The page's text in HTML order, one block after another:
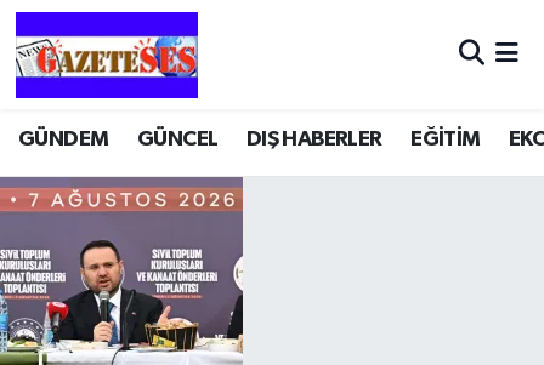
GÜNDEM GÜNCEL DIŞ HABERLER EĞİTİM